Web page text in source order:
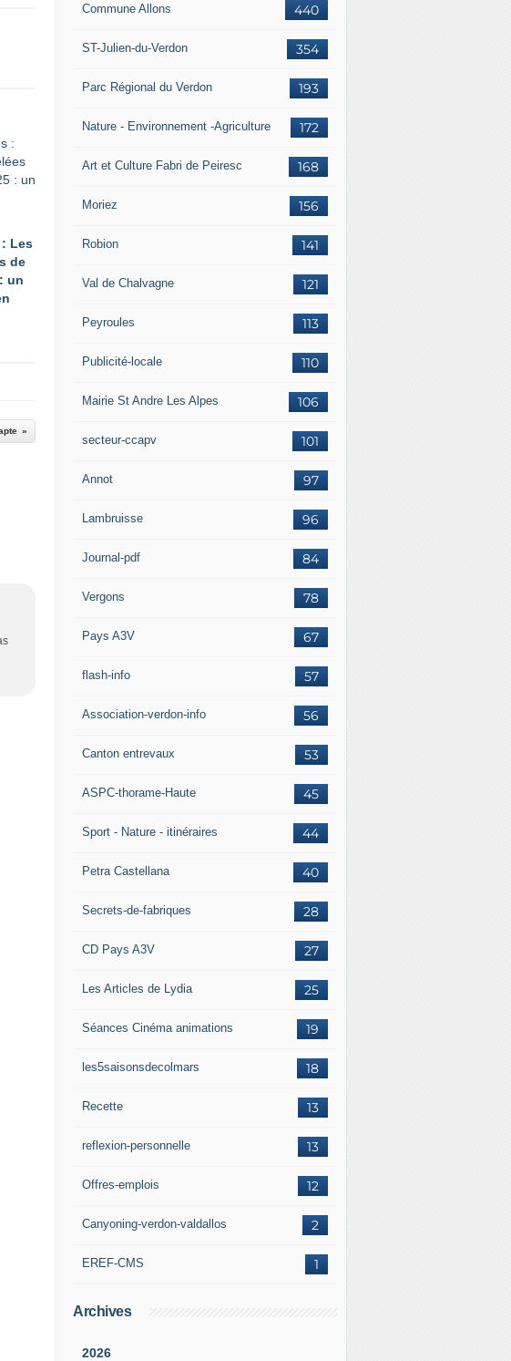
: Les
de
un
440
Commune Allons
354
ST-Julien-du-Verdon
193
Parc Régional du Verdon
172
Nature - Environnement -Agriculture
168
Art et Culture Fabri de Peiresc
156
Moriez
141
Robion
121
Val de Chalvagne
113
Peyroules
110
Publicité-locale
106
Mairie St Andre Les Alpes
101
secteur-ccapv
97
Annot
96
Lambruisse
84
Journal-pdf
78
Vergons
67
Pays A3V
57
flash-info
56
Association-verdon-info
53
Canton entrevaux
45
ASPC-thorame-Haute
44
Sport - Nature - itinéraires
40
Petra Castellana
28
Secrets-de-fabriques
27
CD Pays A3V
25
Les Articles de Lydia
19
Séances Cinéma animations
18
les5saisonsdecolmars
13
Recette
13
reflexion-personnelle
12
Offres-emplois
2
Canyoning-verdon-valdallos
1
EREF-CMS
Archives
2026